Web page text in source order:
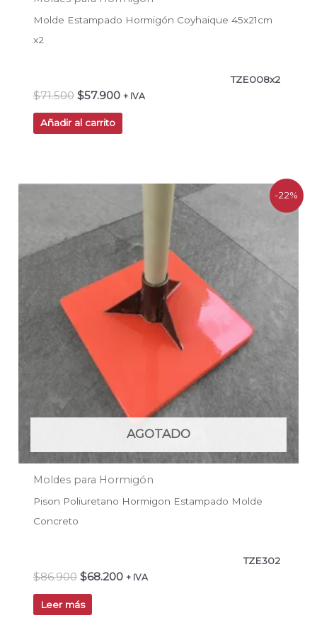
Molde Estampado Hormigón Coyhaique 45x21cm
x2
TZE008x2
$71.500 $57.900 + IVA
Añadir al carrito
-22%
AGOTADO
Moldes para Hormigón
Pison Poliuretano Hormigon Estampado Molde
Concreto
TZE302
$86.900
era:
$86.900.
$68.200
actual
$68.200.
+ IVA
Leer más